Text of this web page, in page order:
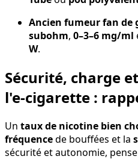
Ancien fumeur fan de
subohm, 0–3–6 mg/ml
W.
Sécurité, charge
l'e-cigarette :
Un taux de nicotine bien
fréquencede bouffées et la
sécurité et autonomie,